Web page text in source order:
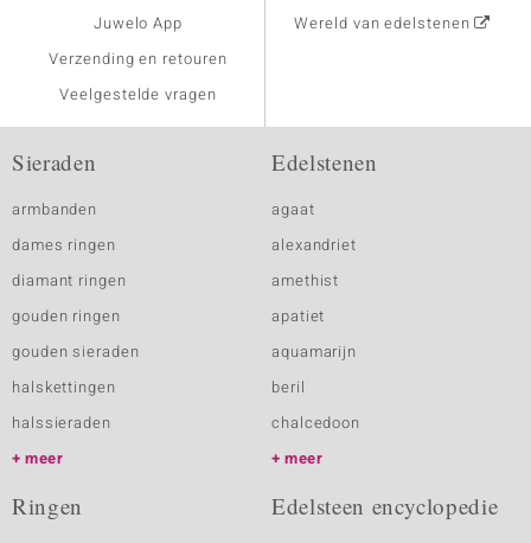
Juwelo App
Verzending en retouren
Veelgestelde vragen
Wereld van edelstenen
Sieraden
armbanden
dames ringen
diamant ringen
gouden ringen
gouden sieraden
halskettingen
halssieraden
meer
Edelstenen
agaat
alexandriet
amethist
apatiet
aquamarijn
beril
chalcedoon
meer
Ringen Edelsteen encyclopedie